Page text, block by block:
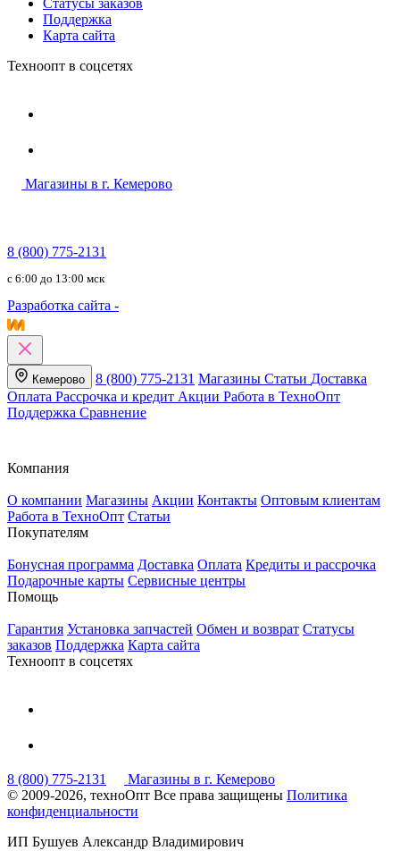
Поддержка
Карта сайта
Техноопт в соцсетях
Магазины в г. Кемерово
8 (800) 775-2131
c 6:00 до 13:00 мск
Разработка сайта -
Кемерово 8 (800) 775-2131 Магазины Статьи Доставка
Оплата Рассрочка и кредит Акции Работа в ТехноОпт
Поддержка Сравнение
Компания
О компании Магазины Акции Контакты Оптовым клиентам
Работа в ТехноОпт Статьи
Покупателям
Бонусная программа Доставка Оплата Кредиты и рассрочка
Подарочные карты Сервисные центры
Помощь
Гарантия Установка запчастей Обмен и возврат Статусы
заказов Поддержка Карта сайта
Техноопт в соцсетях
8 (800) 775-2131
Магазины в г. Кемерово
© 2009-2026, техноОпт Все права защищены Политика
конфиденциальности
ИП Бушуев Александр Владимирович